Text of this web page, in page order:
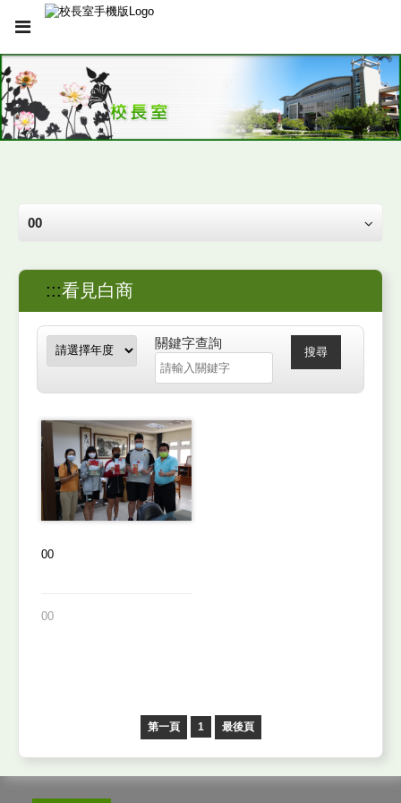
00
:::看見白商
關鍵字查詢
搜尋
00
00
第一頁 1 最後頁